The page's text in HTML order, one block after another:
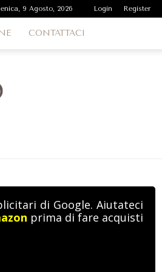
9 Agosto, 2026 Login Register
CONTATTACI
di Google. Aiutateci
prima di fare acquisti